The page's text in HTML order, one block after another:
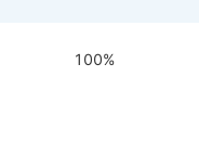
100%